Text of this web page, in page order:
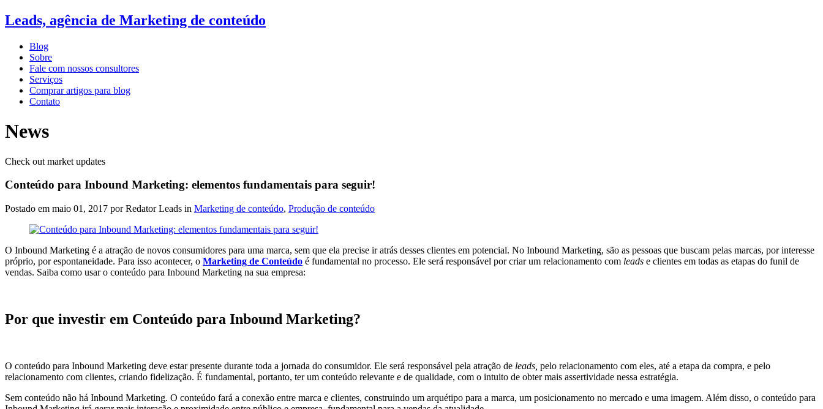
Leads, agência de Marketing de conteúdo
Blog
Sobre
Fale com nossos consultores
Serviços
Comprar artigos para blog
Contato
News
Check out market updates
Conteúdo para Inbound Marketing: elementos fundamentais para seguir!
Postado em maio 01, 2017 por Redator Leads in Marketing de conteúdo, Produção de conteúdo
O Inbound Marketing é a atração de novos consumidores para uma marca, sem que ela precise ir atrás desses clientes em potencial. No Inbound Marketing, são as pessoas que buscam pelas marcas, por interesse
próprio, por espontaneidade. Para isso acontecer, o Marketing de Conteúdo é fundamental no processo. Ele será responsável por criar um relacionamento com leads e clientes em todas as etapas do funil de
vendas. Saiba como usar o conteúdo para Inbound Marketing na sua empresa:
Por que investir em Conteúdo para Inbound Marketing?
O conteúdo para Inbound Marketing deve estar presente durante toda a jornada do consumidor. Ele será responsável pela atração de leads, pelo relacionamento com eles, até a etapa da compra, e pelo
relacionamento com clientes, criando fidelização. É fundamental, portanto, ter um conteúdo relevante e de qualidade, com o intuito de obter mais assertividade nessa estratégia.
Sem conteúdo não há Inbound Marketing. O conteúdo fará a conexão entre marca e clientes, construindo um arquétipo para a marca, um posicionamento no mercado e uma imagem. Além disso, o conteúdo para